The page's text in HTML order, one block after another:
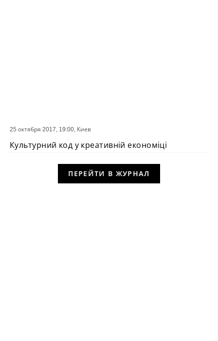
СОБЫТИЕ
25 октября 2017, 19:00, Киев
Культурний код у креативній економіці
ПЕРЕЙТИ В ЖУРНАЛ